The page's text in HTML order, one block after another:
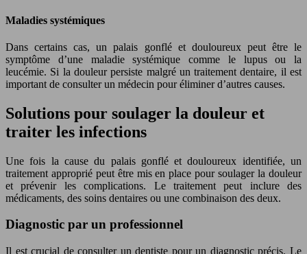
Maladies systémiques
Dans certains cas, un palais gonflé et douloureux peut être le
symptôme d’une maladie systémique comme le lupus ou la
leucémie. Si la douleur persiste malgré un traitement dentaire, il est
important de consulter un médecin pour éliminer d’autres causes.
Solutions pour soulager la douleur et
traiter les infections
Une fois la cause du palais gonflé et douloureux identifiée, un
traitement approprié peut être mis en place pour soulager la douleur
et prévenir les complications. Le traitement peut inclure des
médicaments, des soins dentaires ou une combinaison des deux.
Diagnostic par un professionnel
Il est crucial de consulter un dentiste pour un diagnostic précis. Le